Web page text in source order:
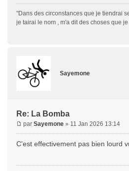
"Dans des circonstances que je tiendrai
je tairai le nom , m'a dit des choses que
Sayemone
Re: La Bomba
par Sayemone » 11 Jan 2026 13:14
C'est effectivement pas bien lourd